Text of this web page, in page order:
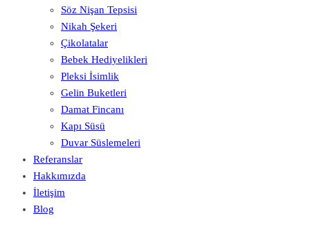
Söz Nişan Tepsisi
Nikah Şekeri
Çikolatalar
Bebek Hediyelikleri
Pleksi İsimlik
Gelin Buketleri
Damat Fincanı
Kapı Süsü
Duvar Süslemeleri
Referanslar
Hakkımızda
İletişim
Blog